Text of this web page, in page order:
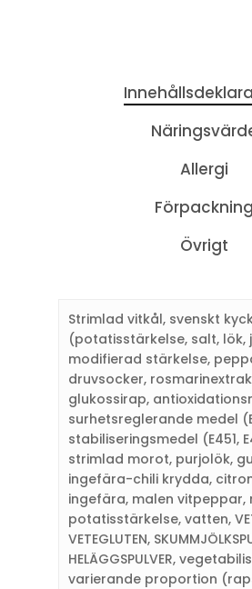
Allergi
Förpackning
Övrigt
Strimlad vitkål, svenskt
(potatisstärkelse, salt, lök,
modifierad stärkelse,
druvsocker,
glukossirap,
surhetsreglerande medel
stabiliseringsmedel (E451,
strimlad morot, purjolök,
ingefära-chili krydda,
ingefära, malen vitpeppar,
potatisstärkelse, vatten,
VETEGLUTEN,
HELÄGGSPULVER,
varierande proportion